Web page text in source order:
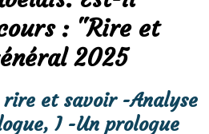
Philosophie HLP